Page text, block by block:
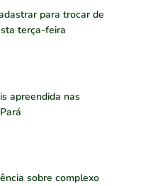
para trocar de
terça-feira
apreendida nas
sobre complexo